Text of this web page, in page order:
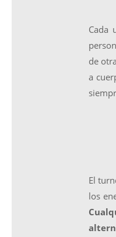
Cada
de
a
El
los